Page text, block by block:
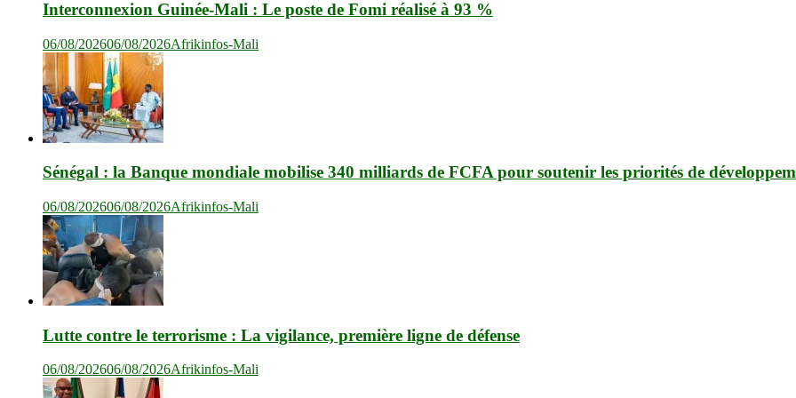
Interconnexion Guinée-Mali : Le poste de Fomi réalisé à 93 %
06/08/202606/08/2026Afrikinfos-Mali
Sénégal : la Banque mondiale mobilise 340 milliards de FCFA pour soutenir les priorités de
06/08/202606/08/2026Afrikinfos-Mali
Lutte contre le terrorisme : La vigilance, première ligne de défense
06/08/202606/08/2026Afrikinfos-Mali